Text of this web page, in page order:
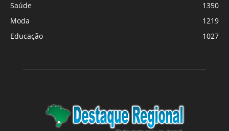
Saúde
1350
Moda
1219
Educação
1027